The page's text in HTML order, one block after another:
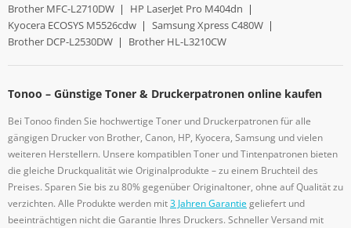
Brother MFC-L2710DW | HP LaserJet Pro M404dn |
Kyocera ECOSYS M5526cdw | Samsung Xpress C480W |
Brother DCP-L2530DW | Brother HL-L3210CW
Tonoo – Günstige Toner & Druckerpatronen online kaufen
Bei Tonoo finden Sie hochwertige Toner und Druckerpatronen für alle
gängigen Drucker von Brother, Canon, HP, Kyocera, Samsung und vielen
weiteren Herstellern. Unsere kompatiblen Toner und Tintenpatronen bieten
die gleiche Druckqualität wie Originalprodukte – zu einem Bruchteil des
Preises. Sparen Sie bis zu 80% gegenüber Originaltoner, ohne auf Qualität zu
verzichten. Alle Produkte werden mit3 Jahren Garantiegeliefert und
beeinträchtigen nicht die Garantie Ihres Druckers. Schneller Versand mit